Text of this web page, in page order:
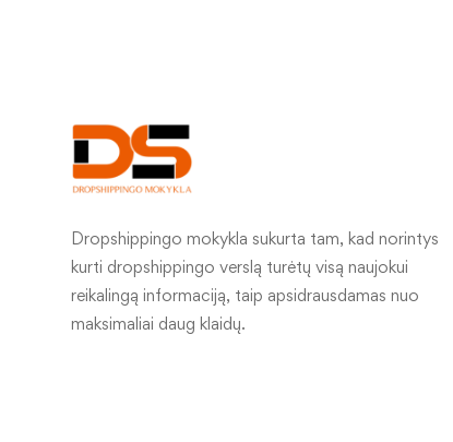
Dropshippingo mokykla sukurta tam, kad norintys
kurti dropshippingo verslą turėtų visą naujokui
reikalingą informaciją, taip apsidrausdamas nuo
maksimaliai daug klaidų.